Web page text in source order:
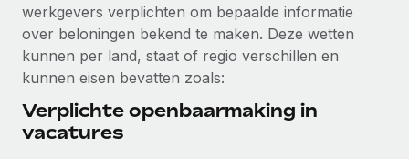
Secundaire arbeidsvoorwaarden
Eenvoudig secundaire arbeidsvoorwaarden
beheren
BLOG
Productupdates van Remote: Gusto- en Xero-
Het blijft de missie van Remote om alle soorten bedrijven
werkgevers verplichten om bepaalde informatie
over beloningen bekend te maken. Deze wetten
kunnen per land, staat of regio verschillen en
kunnen eisen bevatten zoals:
Verplichte openbaarmaking in
vacatures